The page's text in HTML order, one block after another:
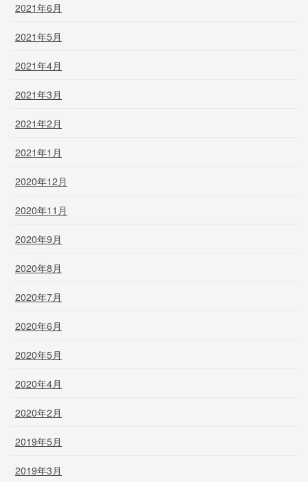
2021年6月
2021年5月
2021年4月
2021年3月
2021年2月
2021年1月
2020年12月
2020年11月
2020年9月
2020年8月
2020年7月
2020年6月
2020年5月
2020年4月
2020年2月
2019年5月
2019年3月